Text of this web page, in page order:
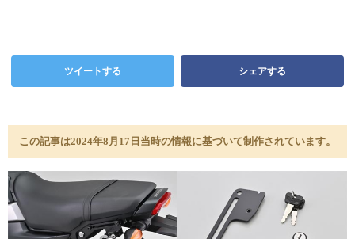
ツイートする シェアする
この記事は2024年8月17日当時の情報に基づいて制作されています。